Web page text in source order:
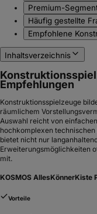
Premium-
Häufig gestellte
Empfohlene
Inhaltsverzeichnis
Empfehlungen
Konstruktionsspielzeuge
räumlichem
Auswahl reicht von
hochkomplexen
bietet nicht nur
Erweiterungsmöglichkeiten
mit.
KOSMOS AllesKönnerKiste
Vorteile